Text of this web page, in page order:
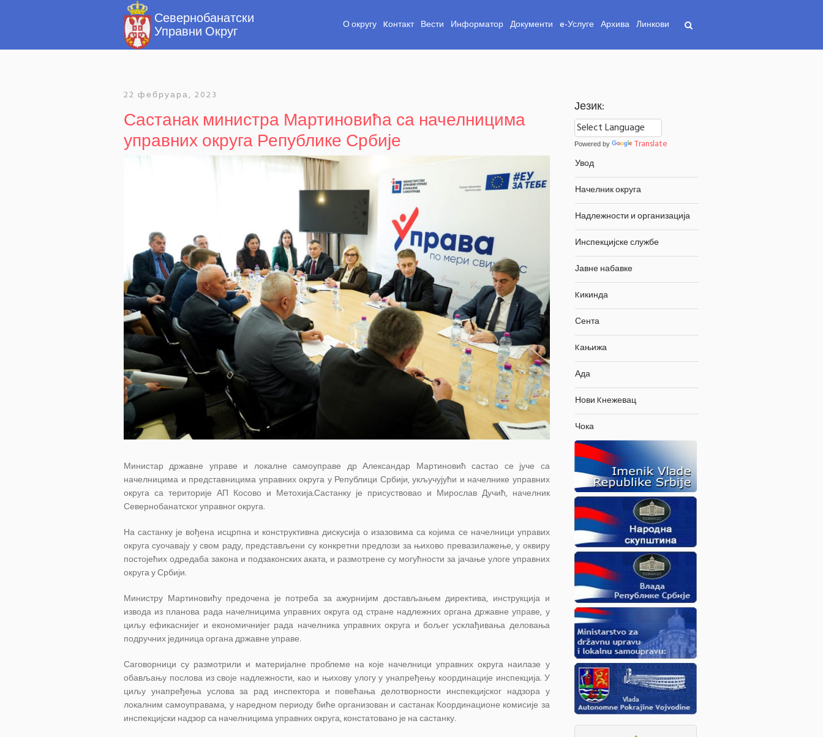
О округу Kонтакт Вести Информатор Документи e-Услуге Архива Линкови
22 фебруара, 2023
Састанак министра Мартиновића са начелницима
управних округа Републике Србије
Министар државне управе и локалне самоуправе др Александар Мартиновић састао се јуче са
начелницима и представницима управних округа у Републици Србији, укључујући и начелнике управних
округа са територије АП Косово и Метохија.Састанку је присуствовао и Мирослав Дучић, начелник
Севернобанатског управног округа.
На састанку је вођена исцрпна и конструктивна дискусија о изазовима са којима се начелници управих
округа суочавају у свом раду, представљени су конкретни предлози за њихово превазилажење, у оквиру
постојећих одредаба закона и подзаконских аката, и размотрене су могућности за јачање улоге управних
округа у Србији.
Министру Мартиновићу предочена је потреба за ажурнијим достављањем директива, инструкција и
извода из планова рада начелницима управних округа од стране надлежних органа државне управе, у
циљу ефикаснијег и економичнијег рада начелника управних округа и бољег усклађивања деловања
подручних јединица органа државне управе.
Саговорници су размотрили и материјалне проблеме на које начелници управних округа наилазе у
обављању послова из своје надлежности, као и њихову улогу у унапређењу координације инспекција. У
циљу унапређења услова за рад инспектора и повећања делотворности инспекцијског надзора у
локалним самоуправама, у наредном периоду биће организован и састанак Координационе комисије за
инспекцијски надзор са начелницима управних округа, констатовано је на састанку.
Језик:
Powered by
Translate
Увод
Начелник округа
Надлежности и организација
Инспекцијске службе
Јавне набавке
Kикинда
Сента
Kањижа
Ада
Нови Kнежевац
Чока